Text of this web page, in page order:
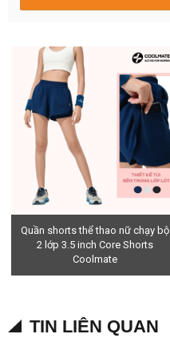
Quần shorts thể thao nữ chạy bộ
2 lớp 3.5 inch Core Shorts
Coolmate
TIN LIÊN QUAN